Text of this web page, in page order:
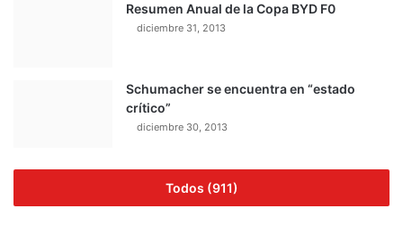
Resumen Anual de la Copa BYD F0
diciembre 31, 2013
Schumacher se encuentra en “estado
crítico”
diciembre 30, 2013
Todos (911)